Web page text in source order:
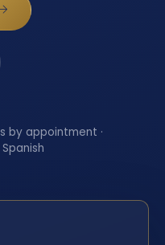
by appointment ·